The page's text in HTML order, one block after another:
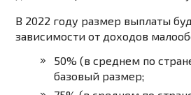
В 2022 году размер выплаты
зависимости от доходов
50% (в среднем по
базовый размер;